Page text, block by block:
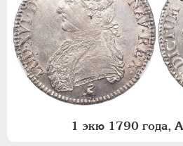
1 экю 1790 года,